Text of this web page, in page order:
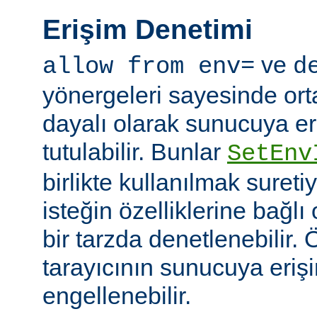
Erişim Denetimi
allow from env= ve
yönergeleri sayesinde
dayalı olarak sunucuya
tutulabilir. Bunlar
birlikte kullanılmak
isteğin özelliklerine
bir tarzda denetlenebilir.
tarayıcının sunucuya
engellenebilir.